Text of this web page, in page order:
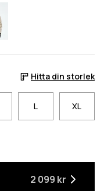
Hitta din storlek
L XL
2 099 kr